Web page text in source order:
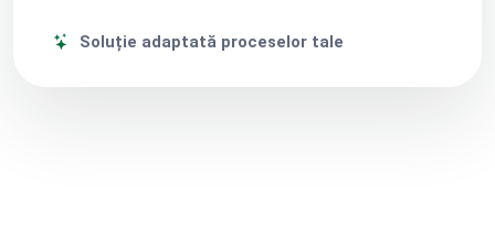
Soluție adaptată proceselor tale